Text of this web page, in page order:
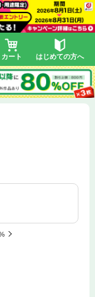
カート はじめての方へ